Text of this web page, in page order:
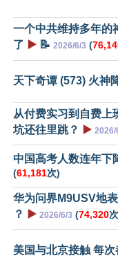
一个中共维持多年的
了 ▶️ 📝 2026/6/3 (
天下奇谭 (573) 火神
从付费实习到自费上
坑还往里跳？
▶️ 2026/
中国高考人数连年下
(61,181次)
华为问界M9USV地
？
▶️ 2026/6/3 (74,320
美国与北京接触 每